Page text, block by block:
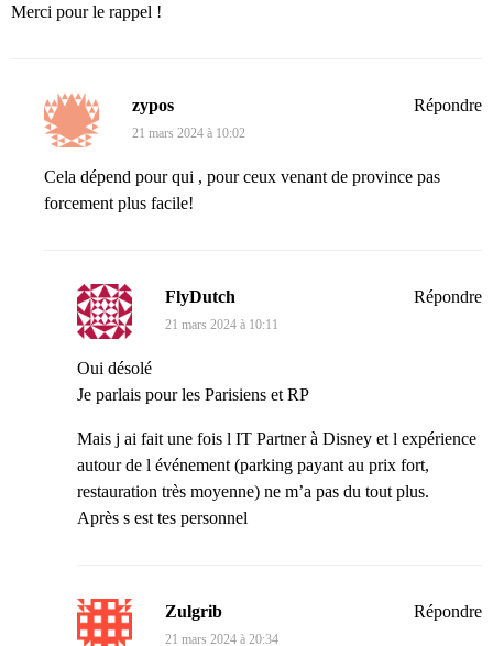
Merci pour le rappel !
zypos
21 mars 2024 à 10:02
Cela dépend pour qui , pour ceux venant de province pas
forcement plus facile!
Répondre
FlyDutch
21 mars 2024 à 10:11
Oui désolé
Je parlais pour les Parisiens et RP
Mais j ai fait une fois l IT Partner à Disney et l expérience
autour de l événement (parking payant au prix fort,
restauration très moyenne) ne m’a pas du tout plus.
Après s est tes personnel
Répondre
Zulgrib
21 mars 2024 à 20:34
Répondre